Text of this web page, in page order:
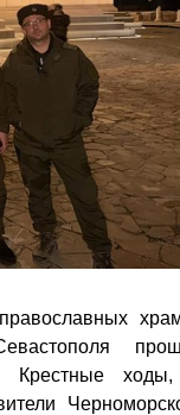
Крестные